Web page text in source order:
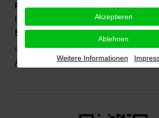
PRO-ducto GmbH, Fotografie und
5,0
02.01.2026)
Alle Rezensionen ansehen|Bewertung
Akzeptieren
Ablehnen
Weitere Informationen